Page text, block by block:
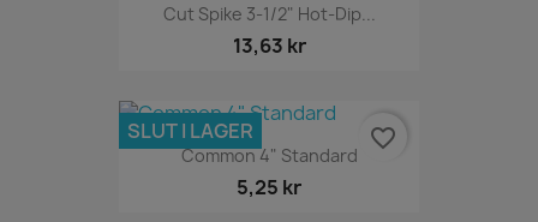
Cut Spike 3-1/2" Hot-Dip...
13,63 kr
Common 4" Standard
5,25 kr
SLUT I LAGER favorite_border